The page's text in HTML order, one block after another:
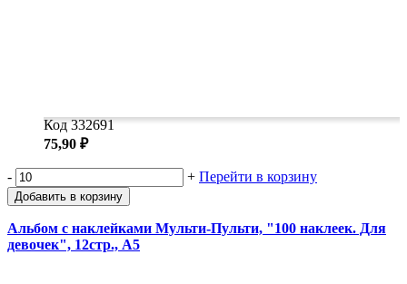
Код 332691
75,90 ₽
- + Перейти в корзину
Добавить в корзину
Альбом с наклейками Мульти-Пульти, "100 наклеек. Для
девочек", 12стр., А5